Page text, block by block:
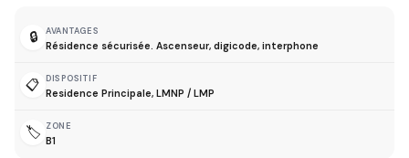
🔒 AVANTAGES
Résidence sécurisée. Ascenseur, digicode, interphone
📋 DISPOSITIF
Residence Principale, LMNP / LMP
🏷️ ZONE
B1